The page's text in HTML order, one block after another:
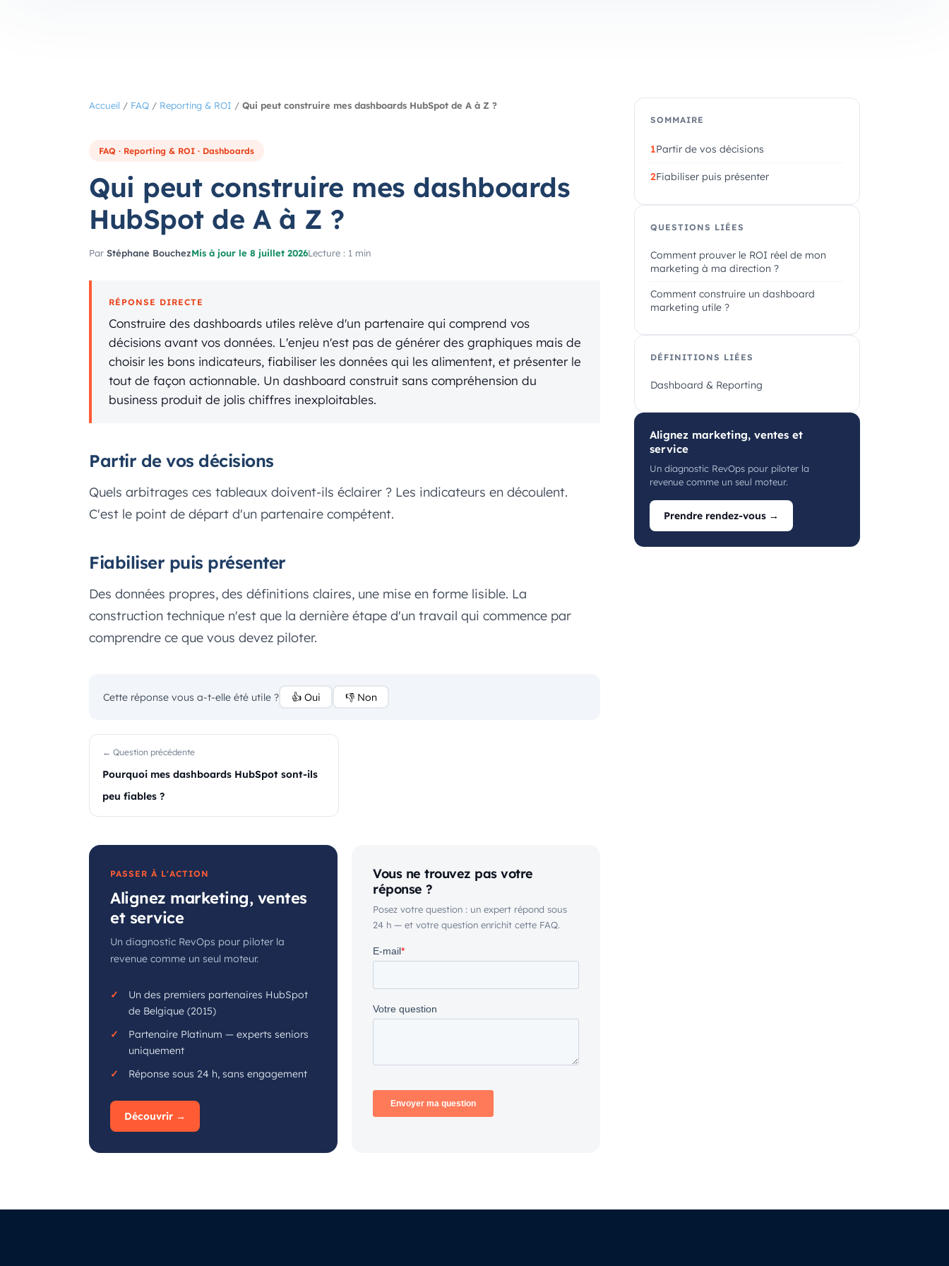
Accueil / FAQ / Reporting & ROI / Qui peut construire mes dashboards HubSpot de A à Z ?
FAQ · Reporting & ROI · Dashboards
Qui peut construire mes dashboards
HubSpot de A à Z ?
Par Stéphane BouchezMis à jour le 8 juillet 2026Lecture : 1 min
RÉPONSE DIRECTE
Construire des dashboards utiles relève d'un partenaire qui comprend vos
décisions avant vos données. L'enjeu n'est pas de générer des graphiques mais de
choisir les bons indicateurs, fiabiliser les données qui les alimentent, et présenter le
tout de façon actionnable. Un dashboard construit sans compréhension du
business produit de jolis chiffres inexploitables.
Partir de vos décisions
Quels arbitrages ces tableaux doivent-ils éclairer ? Les indicateurs en découlent.
C'est le point de départ d'un partenaire compétent.
Fiabiliser puis présenter
Des données propres, des définitions claires, une mise en forme lisible. La
construction technique n'est que la dernière étape d'un travail qui commence par
comprendre ce que vous devez piloter.
Cette réponse vous a-t-elle été utile ? 👍 Oui 👎 Non
← Question précédente
Pourquoi mes dashboards HubSpot sont-ils
peu fiables ?
PASSER À L'ACTION
Alignez marketing, ventes
et service
Un diagnostic RevOps pour piloter la
revenue comme un seul moteur.
Un des premiers partenaires HubSpot
de Belgique (2015)
Partenaire Platinum — experts seniors
uniquement
Réponse sous 24 h, sans engagement
Découvrir →
Vous ne trouvez pas votre
réponse ?
Posez votre question : un expert répond sous
24 h — et votre question enrichit cette FAQ.
SOMMAIRE
Partir de vos décisions
Fiabiliser puis présenter
QUESTIONS LIÉES
Comment prouver le ROI réel de mon
marketing à ma direction ?
Comment construire un dashboard
marketing utile ?
DÉFINITIONS LIÉES
Dashboard & Reporting
Alignez marketing, ventes et
service
Un diagnostic RevOps pour piloter la
revenue comme un seul moteur.
Prendre rendez-vous →